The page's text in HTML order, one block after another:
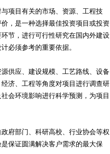
项目有关的市场、资源、工程技
，是一种选择最佳投资项目或投资
节，进行可行性研究在国内外建设
必须参考的重要依据。
供应、建设规模、工艺路线、设备
济、工程等角度对项目进行调查研
会环境影响进行科学预测，为项目
府部门、科研高校、行业协会等权
保证圆满解决客户需求的最大保